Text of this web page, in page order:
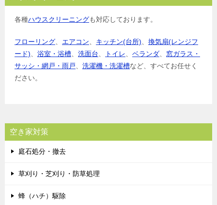
各種ハウスクリーニングも対応しております。
フローリング、 エアコン、 キッチン(台所)、 換気扇(レンジフ
ード)、 浴室・浴槽、 洗面台、 トイレ、 ベランダ、 窓ガラス・
サッシ・網戸・雨戸、 洗濯機・洗濯槽など、すべてお任せく
ださい。
空き家対策
庭石処分・撤去
草刈り・芝刈り・防草処理
蜂（ハチ）駆除